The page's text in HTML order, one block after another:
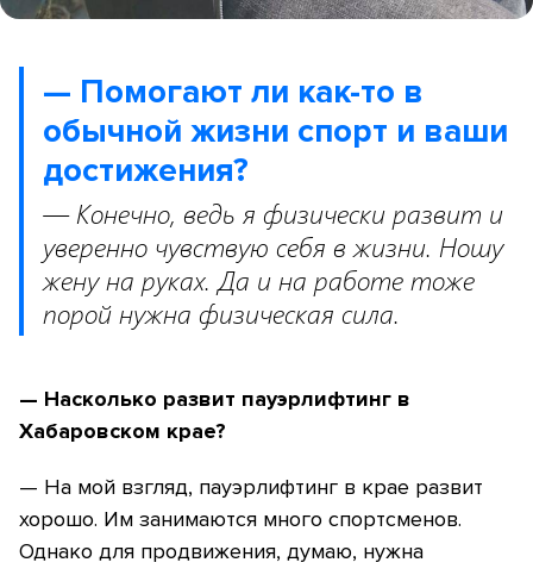
— Помогают ли как-то в
обычной жизни спорт и ваши
достижения?
— Конечно, ведь я физически развит и
уверенно чувствую себя в жизни. Ношу
жену на руках. Да и на работе тоже
порой нужна физическая сила.
— Насколько развит пауэрлифтинг в
Хабаровском крае?
— На мой взгляд, пауэрлифтинг в крае развит
хорошо. Им занимаются много спортсменов.
Однако для продвижения, думаю, нужна